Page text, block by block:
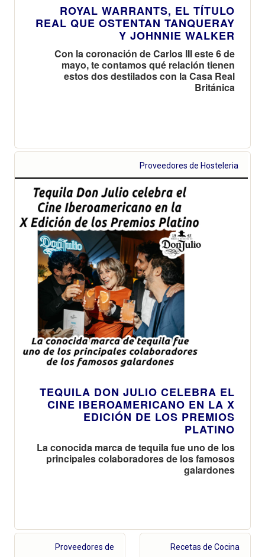
ROYAL WARRANTS, EL TÍTULO
REAL QUE OSTENTAN TANQUERAY
Y JOHNNIE WALKER
Con la coronación de Carlos III este 6 de
mayo, te contamos qué relación tienen
estos dos destilados con la Casa Real
Británica
Proveedores de Hosteleria
TEQUILA DON JULIO CELEBRA EL
CINE IBEROAMERICANO EN LA X
EDICIÓN DE LOS PREMIOS
PLATINO
La conocida marca de tequila fue uno de los
principales colaboradores de los famosos
galardones
Proveedores de
Recetas de Cocina